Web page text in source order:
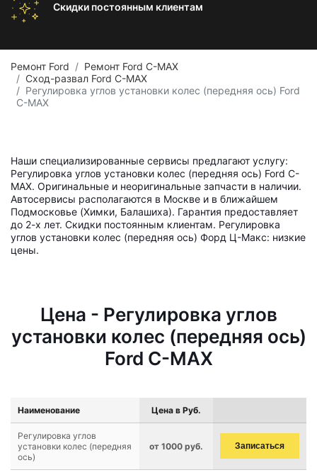
Скидки постоянным клиентам
Ремонт Ford
Ремонт Ford C-MAX
Сход-развал Ford C-MAX
Регулировка углов установки колес (передняя ось) Ford
C-MAX
Наши специализированные сервисы предлагают услугу:
Регулировка углов установки колес (передняя ось) Ford C-
MAX. Оригинальные и неоригинальные запчасти в наличии.
Автосервисы располагаются в Москве и в ближайшем
Подмосковье (Химки, Балашиха). Гарантия предоставляет
до 2-х лет. Скидки постоянным клиентам. Регулировка
углов установки колес (передняя ось) Форд Ц-Макс: низкие
цены.
Цена - Регулировка углов
установки колес (передняя ось)
Ford C-MAX
Наименование Цена в Руб.
Регулировка углов
установки колес (передняя
ось)
от 1000 руб. Записаться